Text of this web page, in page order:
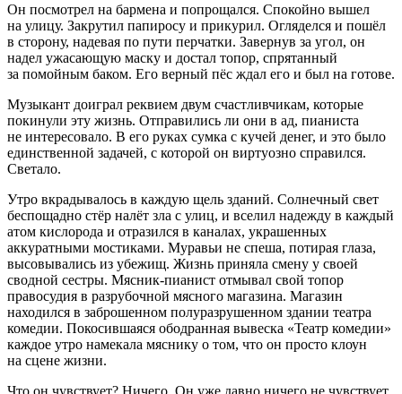
Он посмотрел на бармена и попрощался. Спокойно вышел
на улицу. Закрутил папиросу и прикурил. Огляделся и пошёл
в сторону, надевая по пути перчатки. Завернув за угол, он
надел ужасающую маску и достал топор, спрятанный
за помойным баком. Его верный пёс ждал его и был на готове.
Музыкант доиграл реквием двум счастливчикам, которые
покинули эту жизнь. Отправились ли они в ад, пианиста
не интересовало. В его руках сумка с кучей денег, и это было
единственной задачей, с которой он виртуозно справился.
Светало.
Утро вкрадывалось в каждую щель зданий. Солнечный свет
беспощадно стёр налёт зла с улиц, и вселил надежду в каждый
атом кислорода и отразился в каналах, украшенных
аккуратными мостиками. Муравьи не спеша, потирая глаза,
высовывались из убежищ. Жизнь приняла смену у своей
сводной сестры. Мясник-пианист отмывал свой топор
правосудия в разрубочной мясного магазина. Магазин
находился в заброшенном полуразрушенном здании театра
комедии. Покосившаяся ободранная вывеска «Театр комедии»
каждое утро намекала мяснику о том, что он просто клоун
на сцене жизни.
Что он чувствует? Ничего. Он уже давно ничего не чувствует.